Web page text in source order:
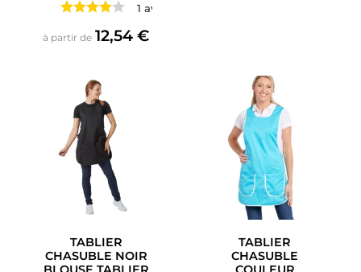
1 avis
à partir de Prix
12,54 €
TABLIER
CHASUBLE NOIR
TABLIER
CHASUBLE